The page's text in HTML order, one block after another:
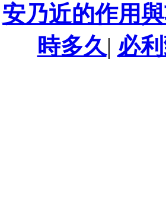
安乃近的作用
時多久| 必